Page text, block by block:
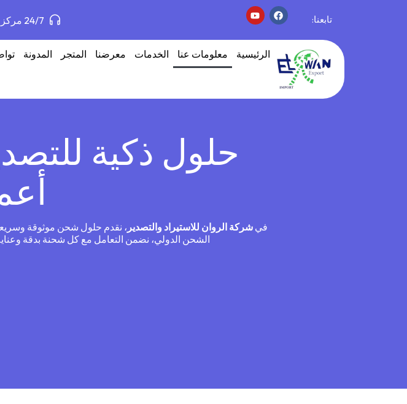
تابعنا: 24/7 مركز الدعم
الرئيسية معلومات عنا الخدمات معرضنا المتجر المدونة
حلول ذكية
فيشركة الروان للاستيراد والتصدير ، نقدم حلول شحن موثوقة
الشحن الدولي، نضمن التعامل مع كل شحنة بدقة وعناية